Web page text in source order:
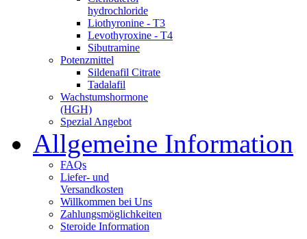
hydrochloride
Liothyronine - T3
Levothyroxine - T4
Sibutramine
Potenzmittel
Sildenafil Citrate
Tadalafil
Wachstumshormone
(HGH)
Spezial Angebot
Allgemeine Information
FAQs
Liefer- und
Versandkosten
Willkommen bei Uns
Zahlungsmöglichkeiten
Steroide Information